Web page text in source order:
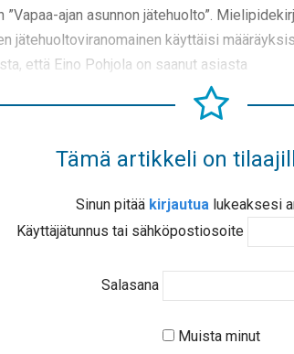
ajan asunnon jätehuolto”.
jätehuoltoviranomainen käyttäisi
että Eino Pohjola on saanut asiasta
Tämä artikkeli on
Sinun pitää kirjautua lukeaksesi
Käyttäjätunnus tai sähköpostiosoite
Salasana
Muista minut